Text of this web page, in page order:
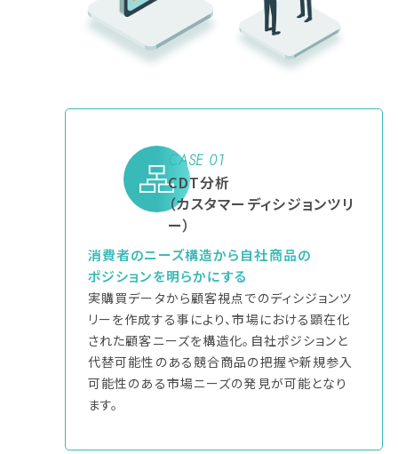
CASE 01
CDT分析
（カスタマーディシジョンツリ
ー）
消費者のニーズ構造から自社商品の
ポジションを明らかにする
実購買データから顧客視点でのディシジョンツ
リーを作成する事により、市場における顕在化
された顧客ニーズを構造化。自社ポジションと
代替可能性のある競合商品の把握や新規参入
可能性のある市場ニーズの発見が可能となり
ます。